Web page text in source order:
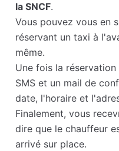
la SNCF.
Vous pouvez vous en
réservant un taxi à
même.
Une fois la
SMS et un mail de
date, l'horaire et
Finalement, vous
dire que le chauffeur
arrivé sur place.